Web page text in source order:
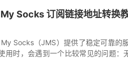
Socks 订阅链接地址转换
Socks（JMS）提供了稳定可靠的
用时，会遇到一个比较常见的问题：